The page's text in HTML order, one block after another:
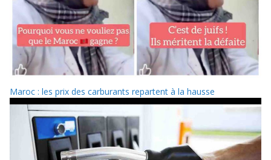
Maroc : les prix des carburants repartent à la hausse